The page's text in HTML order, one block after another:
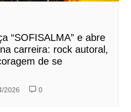
“SOFISALMA” e abre
carreira: rock autoral,
de se
2026 0